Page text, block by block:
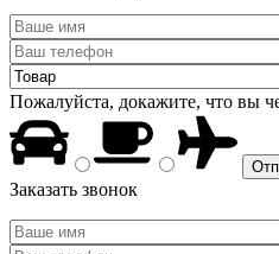
Пожалуйста, докажите, что вы
Заказать звонок